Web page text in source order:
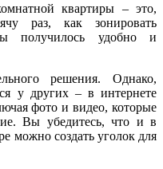
квартиры – это,
раз, как зонировать
получилось удобно и
решения. Однако,
у других – в интернете
фото и видео, которые
Вы убедитесь, что и в
можно создать уголок для